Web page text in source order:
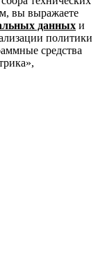
вы выражаете
данных и
политики
средства